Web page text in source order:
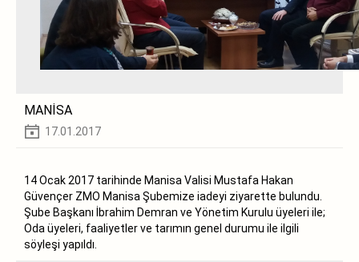
MANİSA
17.01.2017
14 Ocak 2017 tarihinde Manisa Valisi Mustafa Hakan
Güvençer ZMO Manisa Şubemize iadeyi ziyarette bulundu.
Şube Başkanı İbrahim Demran ve Yönetim Kurulu üyeleri ile;
Oda üyeleri, faaliyetler ve tarımın genel durumu ile ilgili
söyleşi yapıldı.